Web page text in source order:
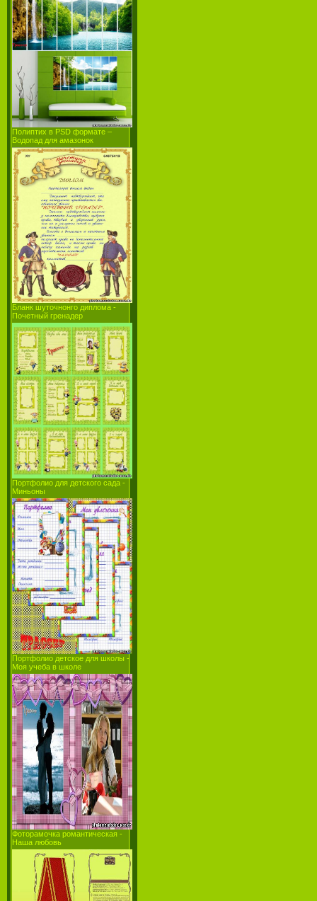
Полиптих в PSD формате –
Водопад для амазонок
Бланк шуточнонго диплома -
Почетный гренадер
Портфолио для детского сада -
Миньоны
Портфолио детское для школы -
Моя учеба в школе
Фоторамочка романтическая -
Наша любовь